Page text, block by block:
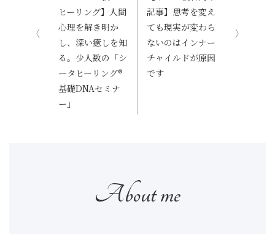
ヒーリング】人間
心理を解き明か
し、深い癒しを知
る。少人数の「シ
ータヒーリング®
基礎DNAセミナ
ー」
記事】思考を変え
ても現実が変わら
ないのはインナー
チャイルドが原因
です